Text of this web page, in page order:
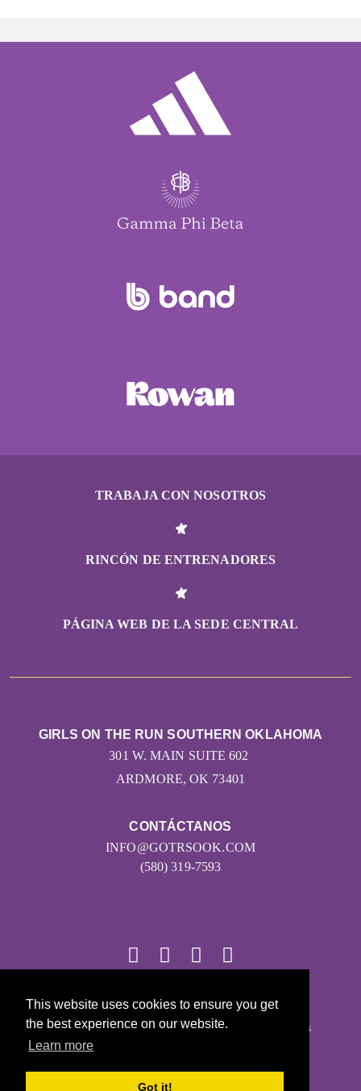
This website uses cookies to ensure you get
the best experience on our website.
Learn more
Got it!
TRABAJA CON NOSOTROS
RINCÓN DE ENTRENADORES
PÁGINA WEB DE LA SEDE CENTRAL
CONTÁCTANOS
INFO@GOTRSOOK.COM
(580) 319-7593
GIRLS ON THE RUN SOUTHERN OKLAHOMA
301 W. MAIN SUITE 602
ARDMORE, OK 73401
© 2026
Girls on the Run - Todos los derechos reservados
Con la tecnología de Pinwheel.us